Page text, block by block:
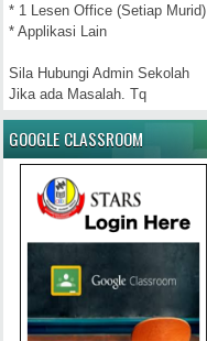
* 1 Lesen Office (Setiap Murid)
* Applikasi Lain
Sila Hubungi Admin Sekolah
Jika ada Masalah. Tq
GOOGLE CLASSROOM